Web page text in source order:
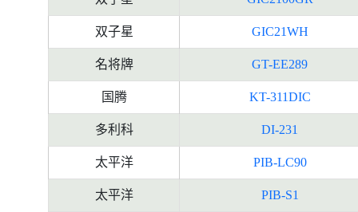
双子星 GIC21WH
名将牌 GT-EE289
国腾 KT-311DIC
多利科 DI-231
太平洋 PIB-LC90
太平洋 PIB-S1